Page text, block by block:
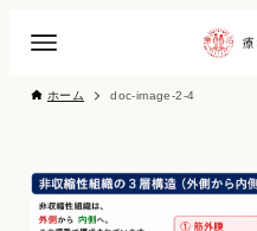
ホーム doc-image-2-4